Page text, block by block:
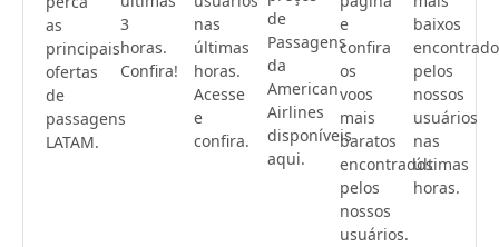
as
principais
ofertas
de
passagens
LATAM.
3
horas.
Confira!
nas
últimas
horas.
Acesse
e
confira.
de
Passagens
da
American
Airlines
disponíveis
aqui.
e
confira
os
voos
mais
baratos
encontrados
pelos
nossos
usuários.
baixos
pelos
nossos
usuários
nas
últimas
horas.